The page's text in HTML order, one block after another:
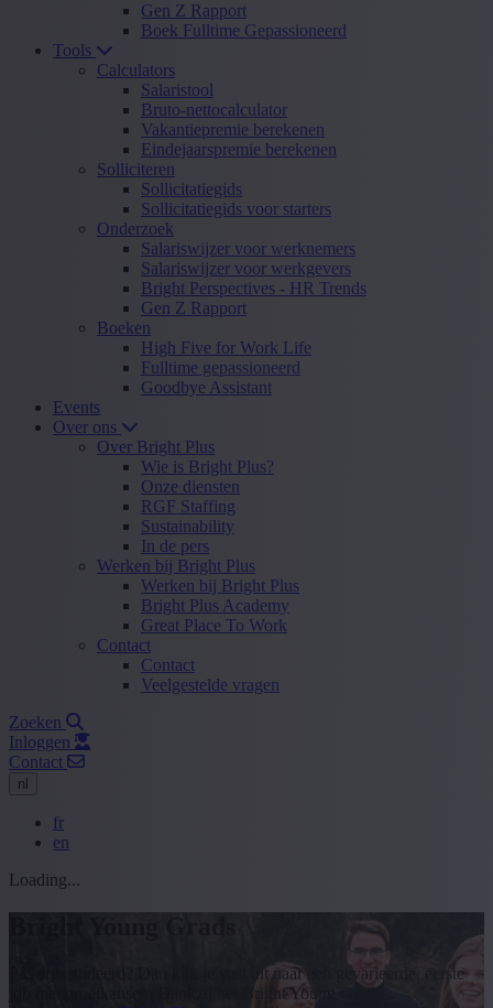
Gen Z Rapport
Boek Fulltime Gepassioneerd
Tools
Calculators
Salaristool
Bruto-nettocalculator
Vakantiepremie berekenen
Eindejaarspremie berekenen
Solliciteren
Sollicitatiegids
Sollicitatiegids voor starters
Onderzoek
Salariswijzer voor werknemers
Salariswijzer voor werkgevers
Bright Perspectives - HR Trends
Gen Z Rapport
Boeken
High Five for Work Life
Fulltime gepassioneerd
Goodbye Assistant
Events
Over ons
Over Bright Plus
Wie is Bright Plus?
Onze diensten
RGF Staffing
Sustainability
In de pers
Werken bij Bright Plus
Werken bij Bright Plus
Bright Plus Academy
Great Place To Work
Contact
Contact
Veelgestelde vragen
Zoeken
Inloggen
Contact
nl
fr
en
Loading...
Pas afgestudeerd? Dan kijk je vast uit naar een gevarieerde, eerste
job met groeikansen. Dankzij het Bright Young Grads-